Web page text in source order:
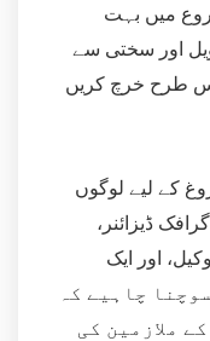
میں بہت
اور سختی سے
طرح خرچ کریں
کے لیے لوگوں
ڈیزائنر،
وکیل، اور ایک CPA کی خدمات حاصل کرنے کی
چاہیے کہ
ملازمین کی